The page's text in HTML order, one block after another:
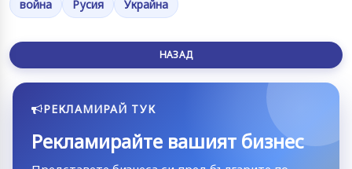
война Русия Украйна
НАЗАД
РЕКЛАМИРАЙ ТУК
Рекламирайте вашият бизнес